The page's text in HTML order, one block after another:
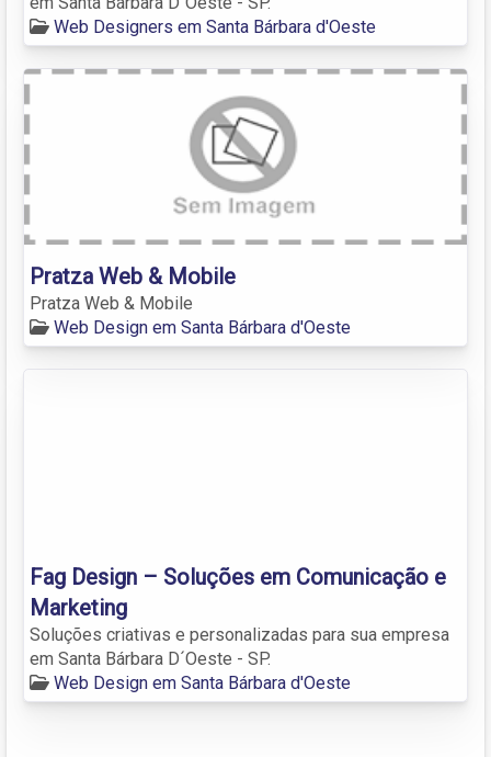
Web Designers em Santa Bárbara d'Oeste
Pratza Web & Mobile
Pratza Web & Mobile
Web Design em Santa Bárbara d'Oeste
Fag Design – Soluções em Comunicação e
Marketing
Soluções criativas e personalizadas para sua empresa
em Santa Bárbara D´Oeste - SP.
Web Design em Santa Bárbara d'Oeste